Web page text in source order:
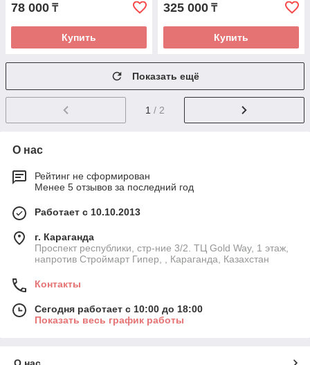
78 000 ₸
Купить
325 000 ₸
Купить
Показать ещё
1 / 2
О нас
Рейтинг не сформирован
Менее 5 отзывов за последний год
Работает с 10.10.2013
г. Караганда
Проспект республики, стр-ние 3/2. ТЦ Gold Way, 1 этаж,
напротив Строймарт Гипер, , Караганда, Казахстан
Контакты
Сегодня работает с 10:00 до 18:00
Показать весь график работы